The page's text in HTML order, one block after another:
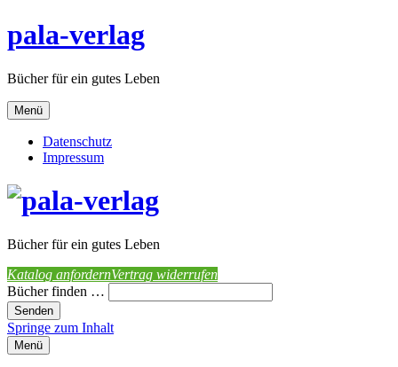
pala-verlag
Bücher für ein gutes Leben
Menü
Datenschutz
Impressum
Bücher für ein gutes Leben
Katalog anfordernVertrag widerrufen
Bücher finden …
Springe zum Inhalt
Menü